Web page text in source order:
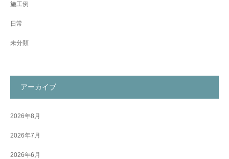
施工例
日常
未分類
アーカイブ
2026年8月
2026年7月
2026年6月